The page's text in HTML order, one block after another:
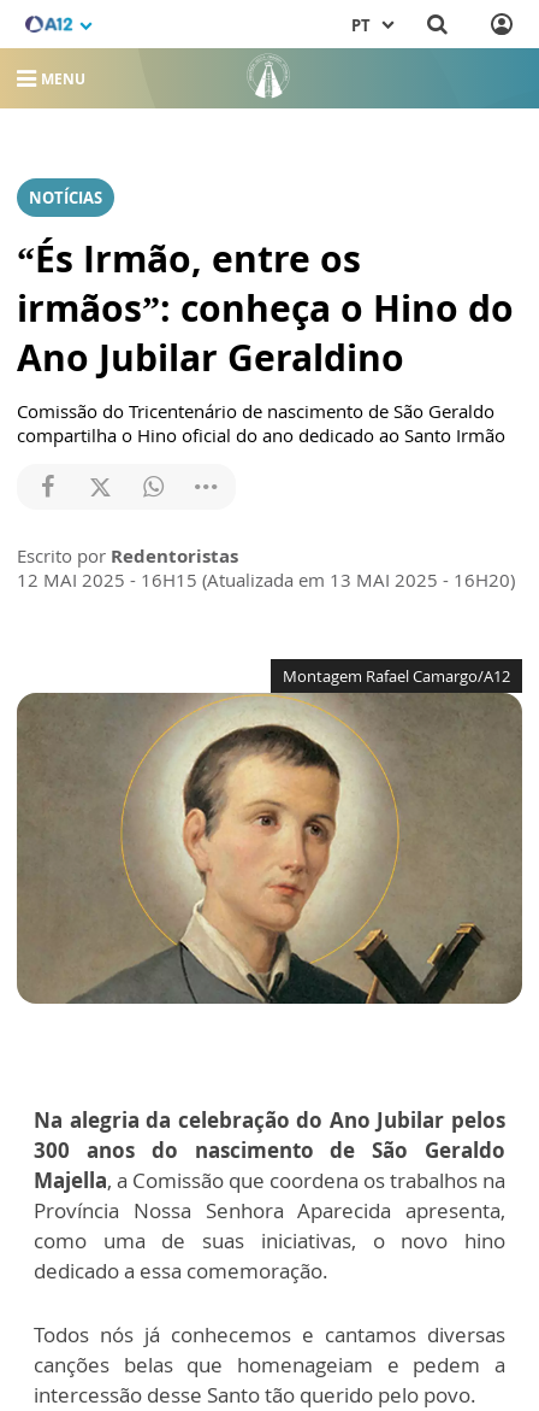
PT
MENU
NOTÍCIAS
“És Irmão, entre os
irmãos”: conheça o Hino do
Ano Jubilar Geraldino
Comissão do Tricentenário de nascimento de São Geraldo
compartilha o Hino oficial do ano dedicado ao Santo Irmão
Escrito por Redentoristas
12 MAI 2025 - 16H15 (Atualizada em 13 MAI 2025 - 16H20)
Montagem Rafael Camargo/A12
Na alegria da celebração do Ano Jubilar pelos
300 anos do nascimento de São Geraldo
Majella, a Comissão que coordena os trabalhos na
Província Nossa Senhora Aparecida apresenta,
como uma de suas iniciativas, o novo hino
dedicado a essa comemoração.
Todos nós já conhecemos e cantamos diversas
canções belas que homenageiam e pedem a
intercessão desse Santo tão querido pelo povo.